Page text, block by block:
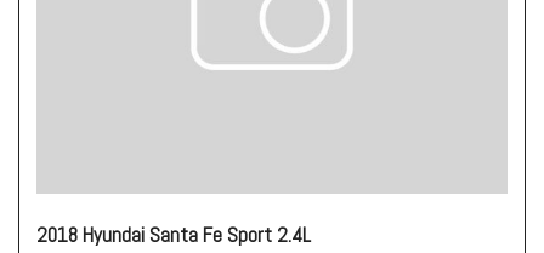
2018 Hyundai Santa Fe Sport 2.4L